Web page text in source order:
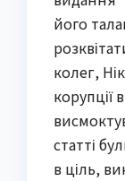
його
колег,
статті
в ціль,